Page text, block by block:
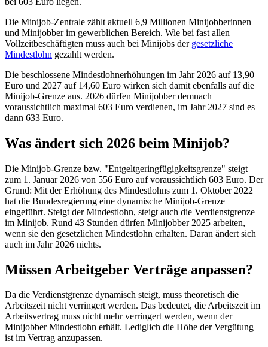
Die Minijob-Zentrale zählt aktuell 6,9 Millionen Minijobberinnen
und Minijobber im gewerblichen Bereich. Wie bei fast allen
Vollzeitbeschäftigten muss auch bei Minijobs der gesetzliche
Mindestlohn gezahlt werden.
Die beschlossene Mindestlohnerhöhungen im Jahr 2026 auf 13,90
Euro und 2027 auf 14,60 Euro wirken sich damit ebenfalls auf die
Minijob-Grenze aus. 2026 dürfen Minijobber demnach
voraussichtlich maximal 603 Euro verdienen, im Jahr 2027 sind es
dann 633 Euro.
Was ändert sich 2026 beim Minijob?
Die Minijob-Grenze bzw. "Entgeltgeringfügigkeitsgrenze" steigt
zum 1. Januar 2026 von 556 Euro auf voraussichtlich 603 Euro. Der
Grund: Mit der Erhöhung des Mindestlohns zum 1. Oktober 2022
hat die Bundesregierung eine dynamische Minijob-Grenze
eingeführt. Steigt der Mindestlohn, steigt auch die Verdienstgrenze
im Minijob. Rund 43 Stunden dürfen Minijobber 2025 arbeiten,
wenn sie den gesetzlichen Mindestlohn erhalten. Daran ändert sich
auch im Jahr 2026 nichts.
Müssen Arbeitgeber Verträge anpassen?
Da die Verdienstgrenze dynamisch steigt, muss theoretisch die
Arbeitszeit nicht verringert werden. Das bedeutet, die Arbeitszeit im
Arbeitsvertrag muss nicht mehr verringert werden, wenn der
Minijobber Mindestlohn erhält. Lediglich die Höhe der Vergütung
ist im Vertrag anzupassen.